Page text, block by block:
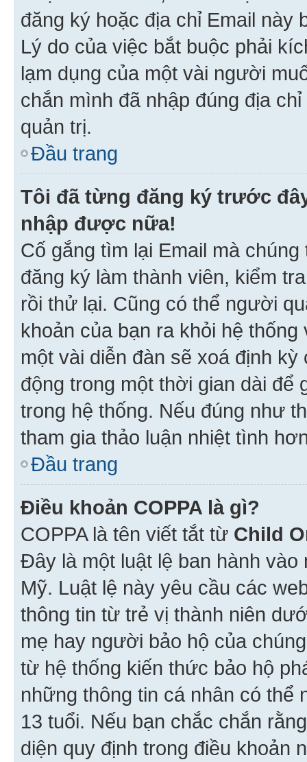
đăng ký hoặc địa chỉ Email này
Lý do của việc bắt buộc phải
lạm dụng của một vài người
chắn mình đã nhập đúng địa
quản trị.
Đầu trang
Tôi đã từng đăng ký trước
nhập được nữa!
Cố gắng tìm lại Email mà
đăng ký làm thành viên, kiểm
rồi thử lại. Cũng có thể người
khoản của bạn ra khỏi hệ
một vài diễn đàn sẽ xoá định
động trong một thời gian dài
trong hệ thống. Nếu đúng như
tham gia thảo luận nhiệt tình
Đầu trang
Điều khoản COPPA là gì?
COPPA là tên viết tắt từ Child
Đây là một luật lệ ban hành
Mỹ. Luật lệ này yêu cầu các
thông tin từ trẻ vị thành niên
mẹ hay người bảo hộ của
từ hệ thống kiến thức bảo hộ
những thông tin cá nhân có thể
13 tuổi. Nếu bạn chắc chắn
diện quy định trong điều khoản